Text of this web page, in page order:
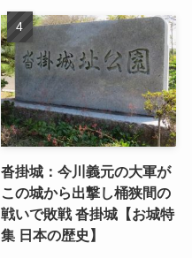
沓掛城：今川義元の大軍が
この城から出撃し桶狭間の
戦いで敗戦 沓掛城【お城特
集 日本の歴史】